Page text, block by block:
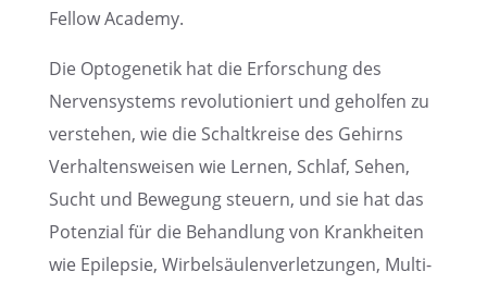
Fellow Academy.
Die Optoge­ne­tik hat die Erfor­schung des
Nerven­sys­tems revolu­tio­niert und gehol­fen zu
verste­hen, wie die Schalt­kreise des Gehirns
Verhal­tens­wei­sen wie Lernen, Schlaf, Sehen,
Sucht und Bewegung steuern, und sie hat das
Poten­zial für die Behand­lung von Krank­hei­ten
wie Epilep­sie, Wirbel­säu­len­ver­let­zun­gen, Multi­